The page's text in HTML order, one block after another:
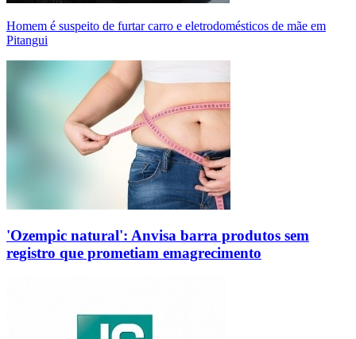
Homem é suspeito de furtar carro e eletrodomésticos de mãe em
Pitangui
'Ozempic natural': Anvisa barra produtos sem
registro que prometiam emagrecimento